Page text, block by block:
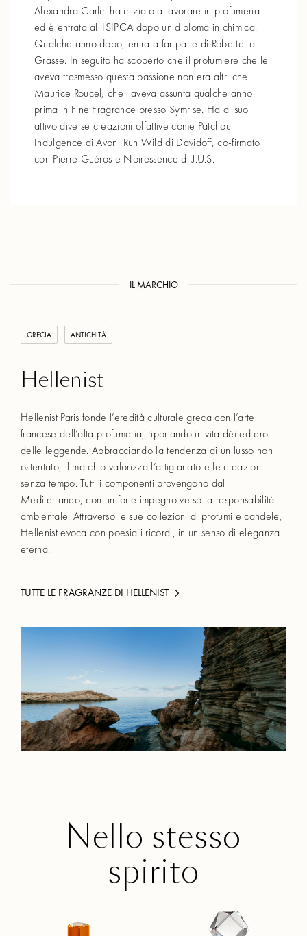
Alexandra Carlin ha iniziato a lavorare in profumeria
ed è entrata all'ISIPCA dopo un diploma in chimica.
Qualche anno dopo, entra a far parte di Robertet a
Grasse. In seguito ha scoperto che il profumiere che le
aveva trasmesso questa passione non era altri che
Maurice Roucel, che l'aveva assunta qualche anno
prima in Fine Fragrance presso Symrise. Ha al suo
attivo diverse creazioni olfattive come Patchouli
Indulgence di Avon, Run Wild di Davidoff, co-firmato
con Pierre Guéros e Noiressence di J.U.S.
IL MARCHIO
GRECIA ANTICHITÀ
Hellenist
Hellenist Paris fonde l’eredità culturale greca con l’arte
francese dell’alta profumeria, riportando in vita dèi ed eroi
delle leggende. Abbracciando la tendenza di un lusso non
ostentato, il marchio valorizza l’artigianato e le creazioni
senza tempo. Tutti i componenti provengono dal
Mediterraneo, con un forte impegno verso la responsabilità
ambientale. Attraverso le sue collezioni di profumi e candele,
Hellenist evoca con poesia i ricordi, in un senso di eleganza
eterna.
TUTTE LE FRAGRANZE DI HELLENIST
Nello stesso
spirito